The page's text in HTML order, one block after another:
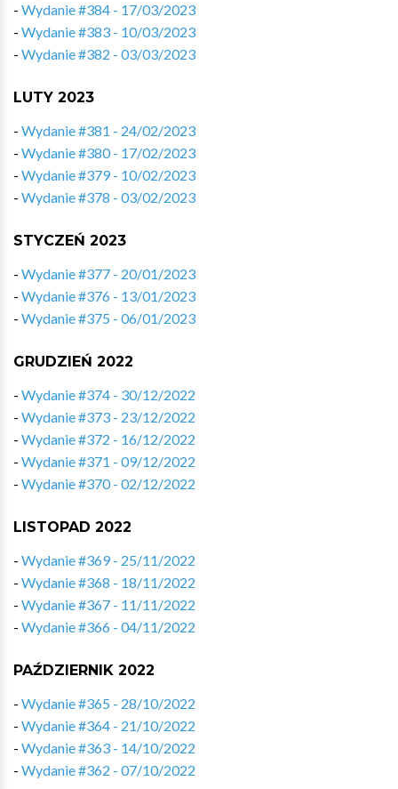
- Wydanie #384 - 17/03/2023
- Wydanie #383 - 10/03/2023
- Wydanie #382 - 03/03/2023
LUTY 2023
- Wydanie #381 - 24/02/2023
- Wydanie #380 - 17/02/2023
- Wydanie #379 - 10/02/2023
- Wydanie #378 - 03/02/2023
STYCZEŃ 2023
- Wydanie #377 - 20/01/2023
- Wydanie #376 - 13/01/2023
- Wydanie #375 - 06/01/2023
GRUDZIEŃ 2022
- Wydanie #374 - 30/12/2022
- Wydanie #373 - 23/12/2022
- Wydanie #372 - 16/12/2022
- Wydanie #371 - 09/12/2022
- Wydanie #370 - 02/12/2022
LISTOPAD 2022
- Wydanie #369 - 25/11/2022
- Wydanie #368 - 18/11/2022
- Wydanie #367 - 11/11/2022
- Wydanie #366 - 04/11/2022
PAŹDZIERNIK 2022
- Wydanie #365 - 28/10/2022
- Wydanie #364 - 21/10/2022
- Wydanie #363 - 14/10/2022
- Wydanie #362 - 07/10/2022